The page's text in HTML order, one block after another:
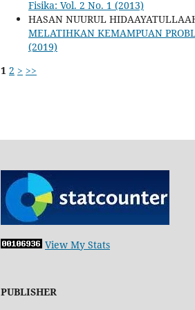
Fisika: Vol. 2 No. 1 (2013)
HASAN NUURUL
MELATIHKAN KEMAMPUAN
(2019)
1 2 > >>
View My Stats
PUBLISHER